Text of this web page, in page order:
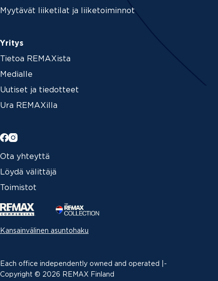
Myytävät liiketilat ja liiketoiminnot
Yritys
Tietoa REMAXista
Medialle
Uutiset ja tiedotteet
Ura REMAXilla
Ota yhteyttä
Löydä välittäjä
Toimistot
Kansainvälinen asuntohaku
Each office independently owned and operated |­
Copyright © 2026 REMAX Finland